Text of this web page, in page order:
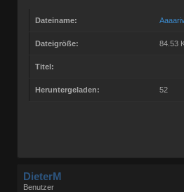
Dateiname:
Dateigröße: 84.53
Titel:
Heruntergeladen: 52
DieterM
Benutzer